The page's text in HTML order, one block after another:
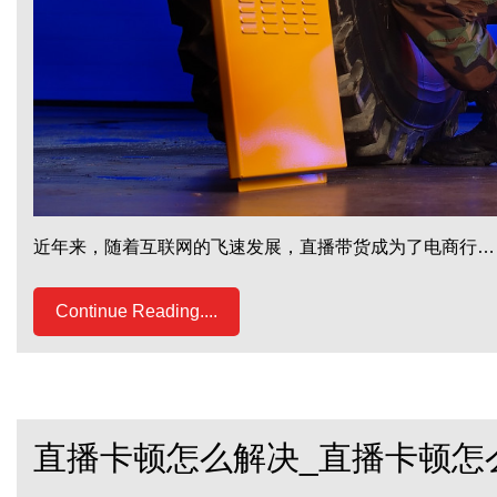
近年来，随着互联网的飞速发展，直播带货成为了电商行…
Continue Reading....
直播卡顿怎么解决_直播卡顿怎